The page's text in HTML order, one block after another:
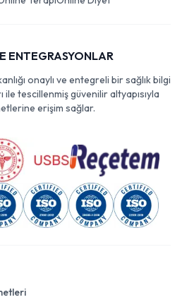
ENTEGRASYONLAR
onaylı ve entegreli bir sağlık bilgi
tescillenmiş güvenilir altyapısıyla
erişim sağlar.